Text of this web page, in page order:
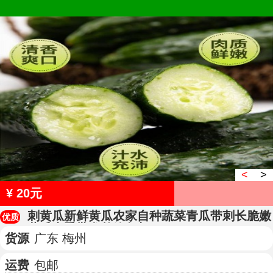
< >
¥ 20元
优质
刺黄瓜新鲜黄瓜农家自种蔬菜青瓜带刺长脆嫩
货源 广东 梅州
运费 包邮